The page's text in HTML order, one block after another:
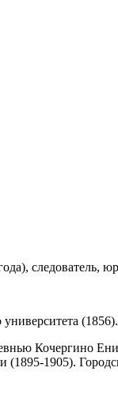
следователь,
(1856).
Кочергино
(1895-1905).